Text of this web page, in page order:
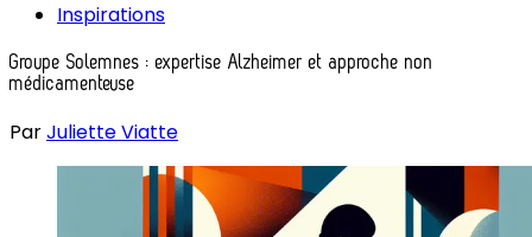
Inspirations
Groupe Solemnes : expertise Alzheimer et approche non
médicamenteuse
ParJuliette Viatte